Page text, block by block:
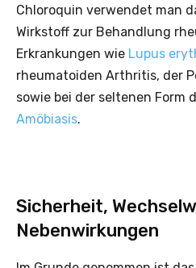
Chloroquin verwendet man
Wirkstoff zur Behandlung
Erkrankungen wie Lupus
rheumatoiden Arthritis, der
sowie bei der seltenen Form
Amöbiasis.
Sicherheit,
Nebenwirkungen